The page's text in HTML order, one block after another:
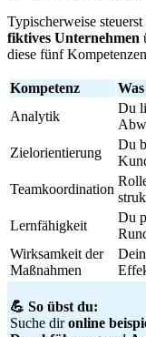
Typischerweise steuerst
fiktives Unternehmen
diese fünf
Kompetenz
Analytik
Du
Zielorientierung
Du
Teamkoordination
Lernfähigkeit
Du
Wirksamkeit der
Maßnahmen
💪 So übst du:
Suche dironline